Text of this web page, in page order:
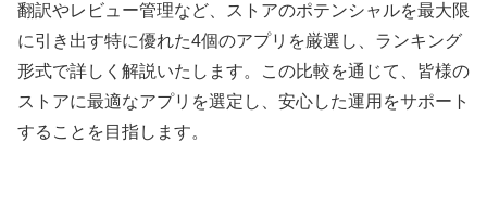
翻訳やレビュー管理など、ストアのポテンシャルを最大限
に引き出す特に優れた4個のアプリを厳選し、ランキング
形式で詳しく解説いたします。この比較を通じて、皆様の
ストアに最適なアプリを選定し、安心した運用をサポート
することを目指します。